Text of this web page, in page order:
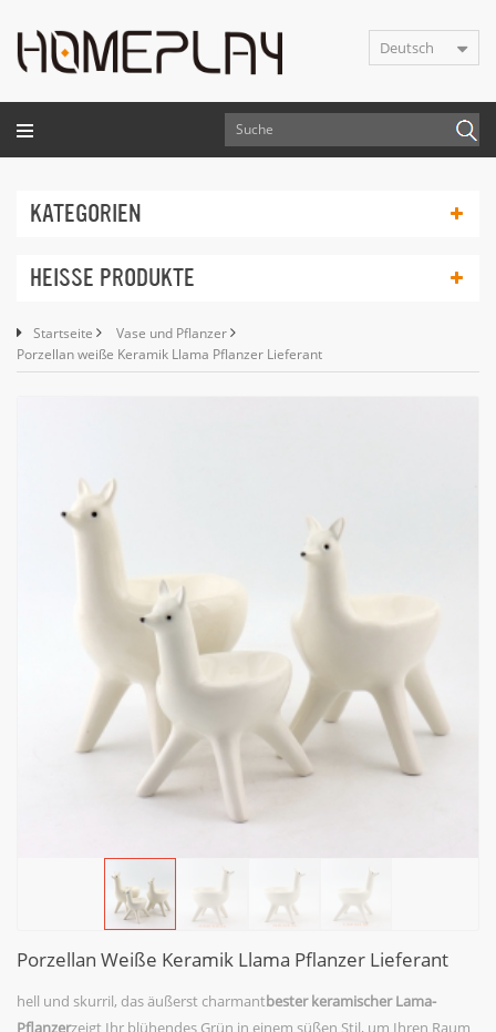
Deutsch
KATEGORIEN
HEISSE PRODUKTE
Startseite
Vase und Pflanzer
Porzellan weiße Keramik Llama Pflanzer Lieferant
Porzellan Weiße Keramik Llama Pflanzer Lieferant
hell und skurril, das äußerst charmantbester keramischer Lama-